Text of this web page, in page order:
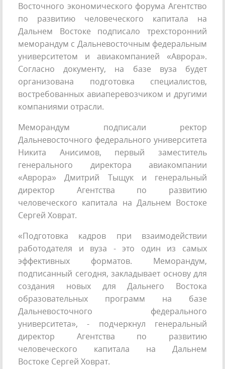
Восточного экономического форума Агентство
по развитию человеческого капитала на
Дальнем Востоке подписало трехсторонний
меморандум с Дальневосточным федеральным
университетом и авиакомпанией «Аврора».
Согласно документу, на базе вуза будет
организована подготовка специалистов,
востребованных авиаперевозчиком и другими
компаниями отрасли.
Меморандум подписали ректор
Дальневосточного федерального университета
Никита Анисимов, первый заместитель
генерального директора авиакомпании
«Аврора» Дмитрий Тыщук и генеральный
директор Агентства по развитию
человеческого капитала на Дальнем Востоке
Сергей Ховрат.
«Подготовка кадров при взаимодействии
работодателя и вуза - это один из самых
эффективных форматов. Меморандум,
подписанный сегодня, закладывает основу для
создания новых для Дальнего Востока
образовательных программ на базе
Дальневосточного федерального
университета», - подчеркнул генеральный
директор Агентства по развитию
человеческого капитала на Дальнем
Востоке Сергей Ховрат.